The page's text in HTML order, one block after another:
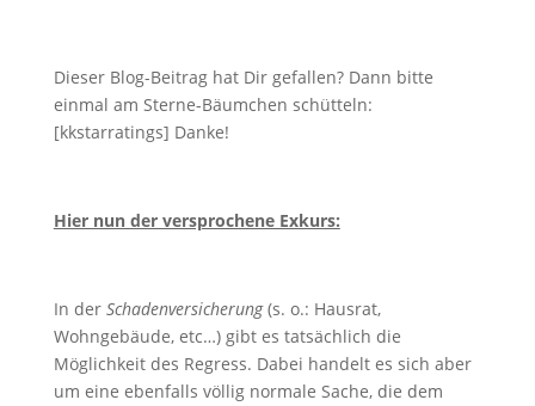
Dieser Blog-Beitrag hat Dir gefallen? Dann bitte
einmal am Sterne-Bäumchen schütteln:
[kkstarratings] Danke!
Hier nun der versprochene Exkurs:
In der Schadenversicherung(s. o.: Hausrat,
Wohngebäude, etc…) gibt es tatsächlich die
Möglichkeit des Regress. Dabei handelt es sich aber
um eine ebenfalls völlig normale Sache, die dem